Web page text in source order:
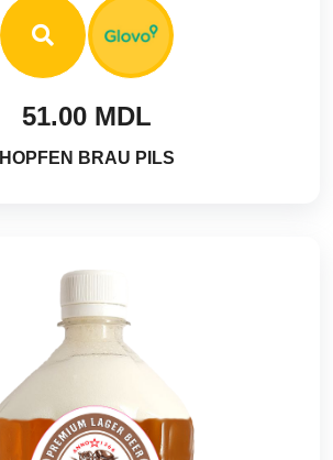
51.00 MDL
HOPFEN BRAU PILS